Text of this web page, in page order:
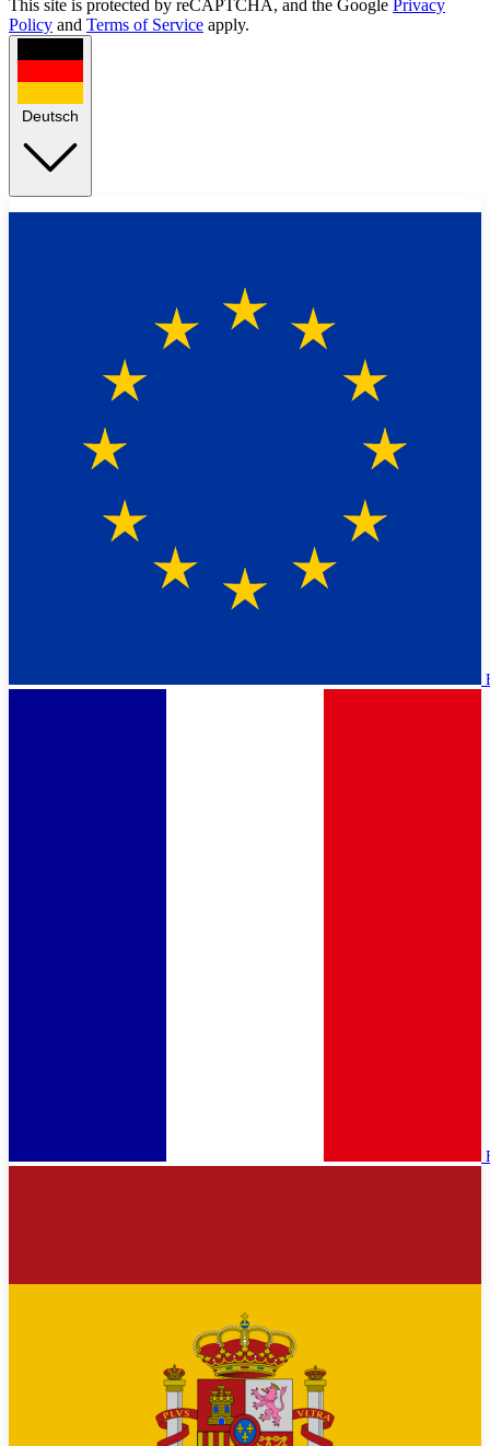
This site is protected by reCAPTCHA, and the Google Privacy
Policy and Terms of Service apply.
Deutsch